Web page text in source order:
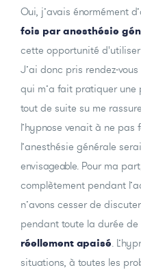
Oui, j’avais énormément
fois par anesthésie
cette opportunité d'utiliser
J’ai donc pris rendez-
qui m’a fait pratiquer une
tout de suite su me
l’hypnose venait à ne
l’anesthésie générale
envisageable. Pour ma
complètement pendant
n’avons cesser de
pendant toute la durée de
réellement apaisé.
situations, à toutes les